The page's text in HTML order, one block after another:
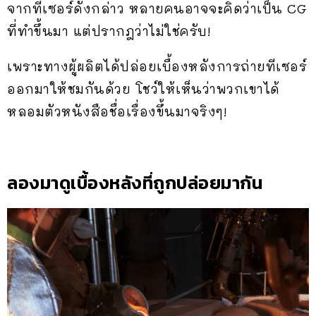
จากทีเซอร์ดังกล่าว หลายคนอาจจะคิดว่าเป็น CG
ที่ทำขึ้นมา แต่ปรากฎว่าไม่ใช่ครับ!
เพราะทางผู้ผลิตได้ปล่อยเบื้องหลังการถ่ายทีเซอร์
ออกมาให้ชมกันด้วย โชว์ให้เห็นว่าพวกเขาได้
หลอมตัวหนังสือชื่อเรื่องขึ้นมาจริงๆ!
ลองมาดูเบื้องหลังที่ถูกปล่อยมากัน